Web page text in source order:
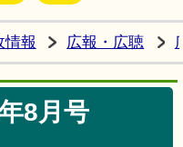
情報 広報・広聴
8月号